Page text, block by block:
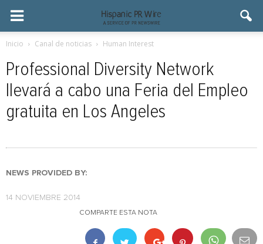
Inicio Canal de noticias Human Interest
Professional Diversity Network
llevará a cabo una Feria del Empleo
gratuita en Los Angeles
NEWS PROVIDED BY:
14 NOVIEMBRE 2014
COMPARTE ESTA NOTA